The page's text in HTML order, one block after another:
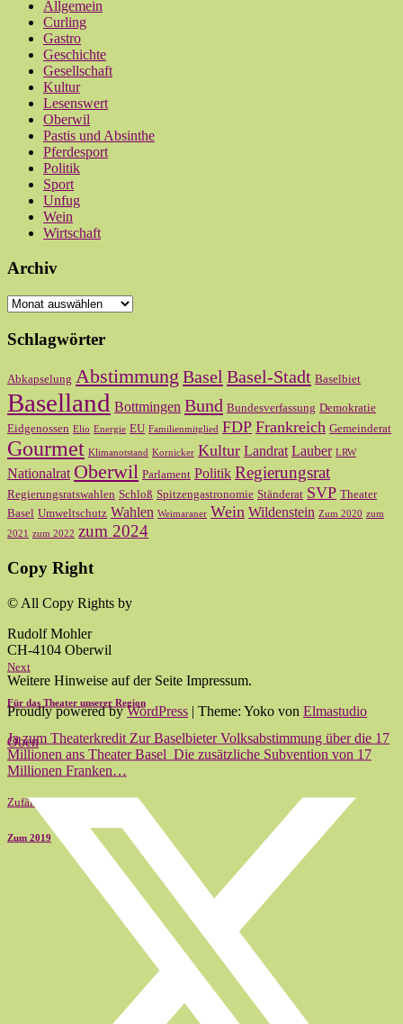
Allgemein
Curling
Gastro
Geschichte
Gesellschaft
Kultur
Lesenswert
Oberwil
Pastis und Absinthe
Pferdesport
Politik
Sport
Unfug
Wein
Wirtschaft
Archiv
Archiv
Schlagwörter
Abkapselung Abstimmung Basel Basel-Stadt Baselbiet
Baselland Bottmingen Bund Bundesverfassung Demokratie
Eidgenossen Elio Energie EU Familienmitglied FDP Frankreich Gemeinderat
Gourmet Klimanotstand Kornicker Kultur Landrat Lauber LRW
Nationalrat Oberwil Parlament Politik Regierungsrat
Regierungsratswahlen Schloß Spitzengastronomie Ständerat SVP Theater
Basel Umweltschutz Wahlen Weimaraner Wein Wildenstein Zum 2020 zum
2021 zum 2022 zum 2024
Copy Right
© All Copy Rights by
Rudolf Mohler
CH-4104 Oberwil
Weitere Hinweise auf der Seite Impressum.
Proudly powered byWordPress | Theme: Yoko von Elmastudio
Oben
Next
Für das Theater unserer Region
Ja zum Theaterkredit Zur Baselbieter Volksabstimmung über die 17
Millionen ans Theater Basel Die zusätzliche Subvention von 17
Millionen Franken…
Zufällig
Zum 2019